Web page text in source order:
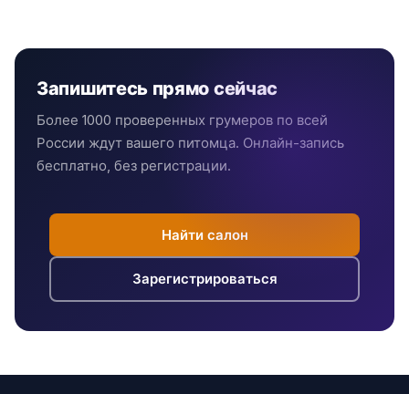
Запишитесь прямо сейчас
Более 1000 проверенных грумеров по всей
России ждут вашего питомца. Онлайн-запись
бесплатно, без регистрации.
Найти салон
Зарегистрироваться